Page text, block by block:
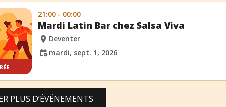
21:00 - 00:00
Mardi Latin Bar chez Salsa Viva
Deventer
mardi, sept. 1, 2026
PLUS D’ÉVÉNEMENTS